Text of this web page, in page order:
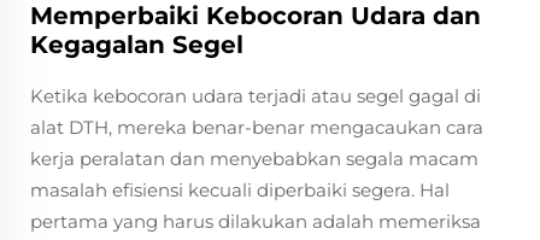
Memperbaiki Kebocoran Udara dan
Kegagalan Segel
Ketika kebocoran udara terjadi atau segel gagal di
alat DTH, mereka benar-benar mengacaukan cara
kerja peralatan dan menyebabkan segala macam
masalah efisiensi kecuali diperbaiki segera. Hal
pertama yang harus dilakukan adalah memeriksa